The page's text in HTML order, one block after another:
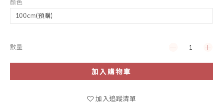
顏色
數量
加入購物車
加入追蹤清單